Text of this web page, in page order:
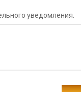
уведомления.